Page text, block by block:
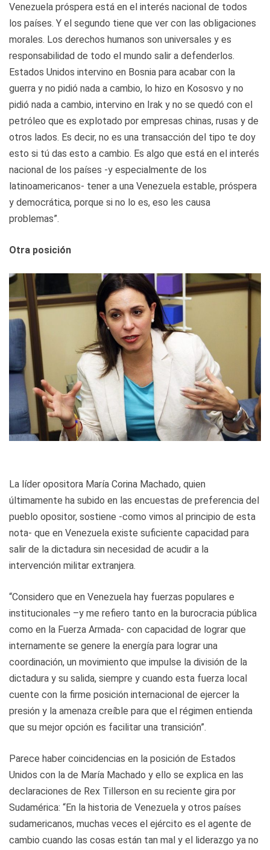
Venezuela próspera está en el interés nacional de todos
los países. Y el segundo tiene que ver con las obligaciones
morales. Los derechos humanos son universales y es
responsabilidad de todo el mundo salir a defenderlos.
Estados Unidos intervino en Bosnia para acabar con la
guerra y no pidió nada a cambio, lo hizo en Kososvo y no
pidió nada a cambio, intervino en Irak y no se quedó con el
petróleo que es explotado por empresas chinas, rusas y de
otros lados. Es decir, no es una transacción del tipo te doy
esto si tú das esto a cambio. Es algo que está en el interés
nacional de los países -y especialmente de los
latinoamericanos- tener a una Venezuela estable, próspera
y democrática, porque si no lo es, eso les causa
problemas”.
Otra posición
La líder opositora María Corina Machado, quien
últimamente ha subido en las encuestas de preferencia del
pueblo opositor, sostiene -como vimos al principio de esta
nota- que en Venezuela existe suficiente capacidad para
salir de la dictadura sin necesidad de acudir a la
intervención militar extranjera.
“Considero que en Venezuela hay fuerzas populares e
institucionales –y me refiero tanto en la burocracia pública
como en la Fuerza Armada- con capacidad de lograr que
internamente se genere la energía para lograr una
coordinación, un movimiento que impulse la división de la
dictadura y su salida, siempre y cuando esta fuerza local
cuente con la firme posición internacional de ejercer la
presión y la amenaza creíble para que el régimen entienda
que su mejor opción es facilitar una transición”.
Parece haber coincidencias en la posición de Estados
Unidos con la de María Machado y ello se explica en las
declaraciones de Rex Tillerson en su reciente gira por
Sudamérica: “En la historia de Venezuela y otros países
sudamericanos, muchas veces el ejército es el agente de
cambio cuando las cosas están tan mal y el liderazgo ya no